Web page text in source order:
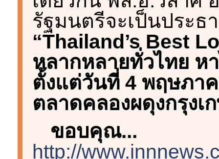
รัฐมนตรีจะเป็นประธ
“Thailand’s Best
หลากหลายทั่วไทย ห
ตั้งแต่วันที่ 4 พฤษภา
ตลาดคลองผดุงกรุงเ
ขอบคุณ...
http://